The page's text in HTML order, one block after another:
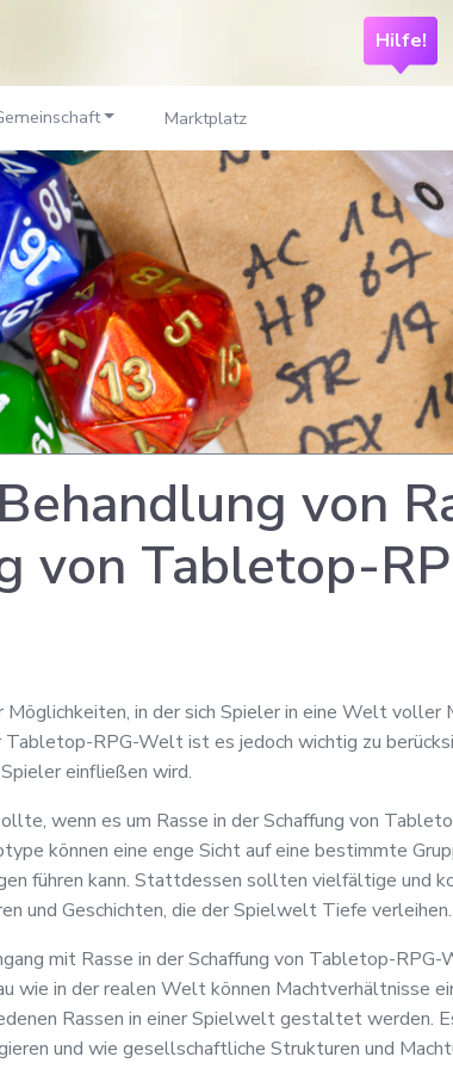
Hilfe!
Marktplatz
von
von Tabletop-
in der sich Spieler in eine Welt voller
RPG-Welt ist es jedoch wichtig zu
einfließen wird.
wenn es um Rasse in der Schaffung von
können eine enge Sicht auf eine bestimmte
führen kann. Stattdessen sollten vielfältige und
und Geschichten, die der Spielwelt Tiefe verleihen.
mit Rasse in der Schaffung von Tabletop-
wie in der realen Welt können Machtverhältnisse
Rassen in einer Spielwelt gestaltet werden.
und wie gesellschaftliche Strukturen und